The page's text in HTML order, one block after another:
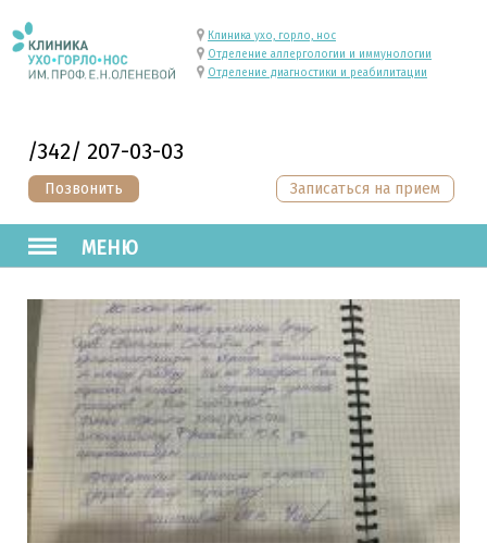
/342/ 207-03-03
Позвонить
Клиника ухо, горло, нос
Отделение аллергологии и иммунологии
Отделение диагностики и реабилитации
МЕНЮ
Записаться на прием